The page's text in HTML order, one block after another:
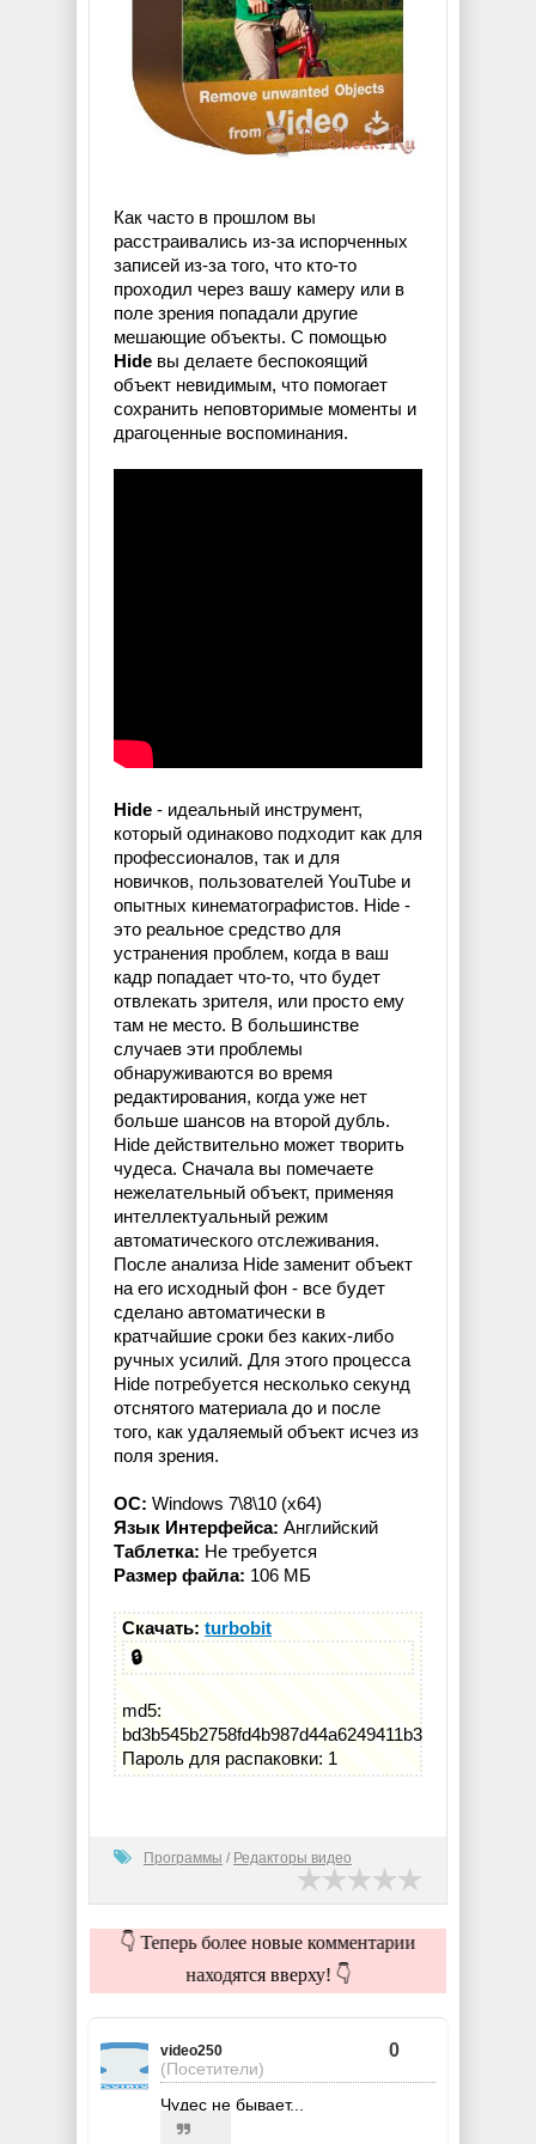
Как часто в прошлом вы
расстраивались из-за испорченных
записей из-за того, что кто-то
проходил через вашу камеру или в
поле зрения попадали другие
мешающие объекты. С помощью
Hide вы делаете беспокоящий
объект невидимым, что помогает
сохранить неповторимые моменты и
драгоценные воспоминания.
Hide - идеальный инструмент,
который одинаково подходит как для
профессионалов, так и для
новичков, пользователей YouTube и
опытных кинематографистов. Hide -
это реальное средство для
устранения проблем, когда в ваш
кадр попадает что-то, что будет
отвлекать зрителя, или просто ему
там не место. В большинстве
случаев эти проблемы
обнаруживаются во время
редактирования, когда уже нет
больше шансов на второй дубль.
Hide действительно может творить
чудеса. Сначала вы помечаете
нежелательный объект, применяя
интеллектуальный режим
автоматического отслеживания.
После анализа Hide заменит объект
на его исходный фон - все будет
сделано автоматически в
кратчайшие сроки без каких-либо
ручных усилий. Для этого процесса
Hide потребуется несколько секунд
отснятого материала до и после
того, как удаляемый объект исчез из
поля зрения.
OC: Windows 7\8\10 (x64)
Язык Интерфейса: Английский
Таблетка: Не требуется
Размер файла: 106 МБ
Скачать:turbobit
🔒
md5:
bd3b545b2758fd4b987d44a6249411b3
Пароль для распаковки: 1
Программы / Редакторы видео
👇 Теперь более новые комментарии
находятся вверху! 👇
video250
(Посетители)
0
Чудес не бывает...